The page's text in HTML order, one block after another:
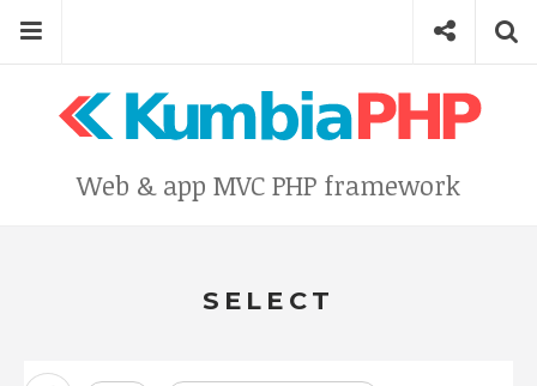
content
Menu
Type your search keyword, and press enter to search
Social
Web & app MVC PHP framework
SELECT